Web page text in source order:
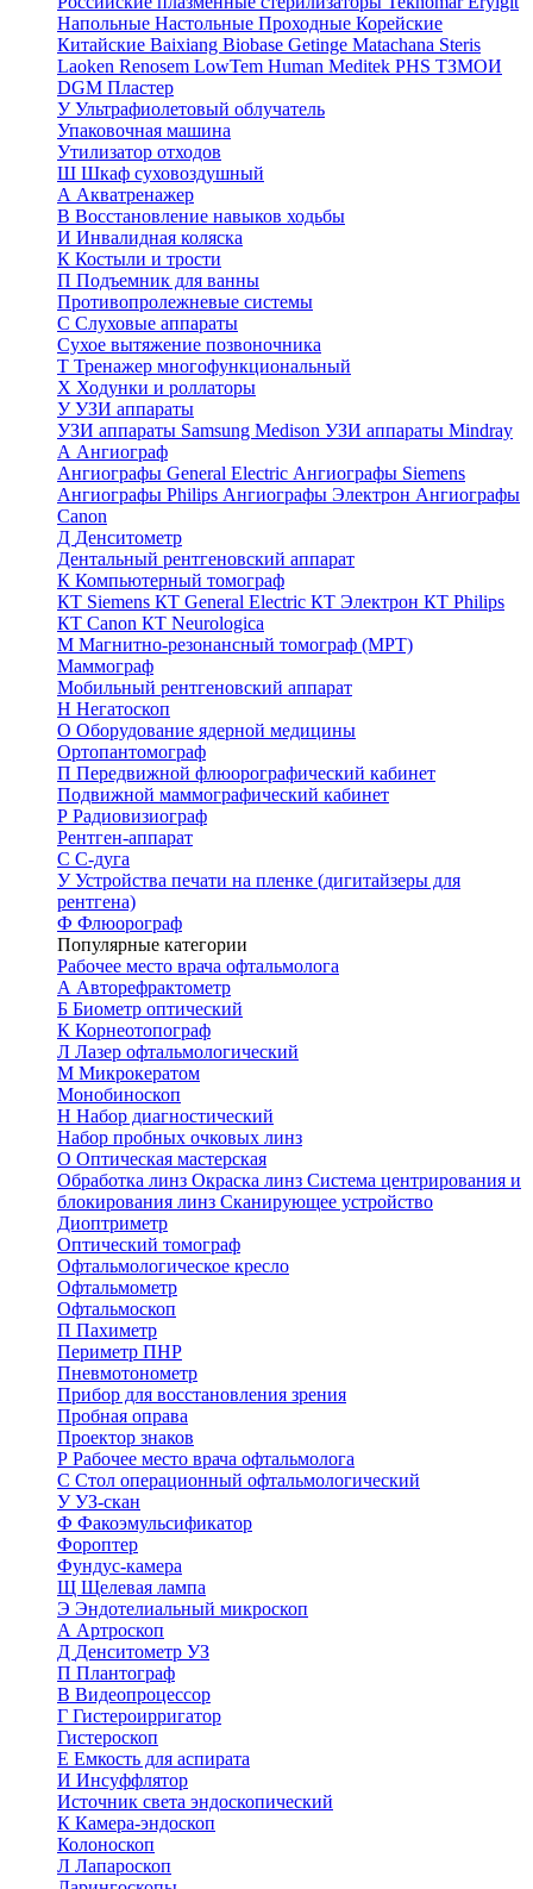
Напольные Настольные Проходные Корейские
Китайские Baixiang Biobase Getinge Matachana Steris
Laoken Renosem LowTem Human Meditek PHS ТЗМОИ
DGM Пластер
УУльтрафиолетовый облучатель
Упаковочная машина
Утилизатор отходов
Ш Шкаф суховоздушный
А Акватренажер
В Восстановление навыков ходьбы
И Инвалидная коляска
К Костыли и трости
П Подъемник для ванны
Противопролежневые системы
С Слуховые аппараты
Сухое вытяжение позвоночника
Т Тренажер многофункциональный
Х Ходунки и роллаторы
УУЗИ аппараты
УЗИ аппараты Samsung Medison УЗИ аппараты Mindray
А Ангиограф
Ангиографы General Electric Ангиографы Siemens
Ангиографы Philips Ангиографы Электрон Ангиографы
Canon
Д Денситометр
Дентальный рентгеновский аппарат
К Компьютерный томограф
КТ Siemens КТ General Electric КТ Электрон КТ Philips
КТ Canon КТ Neurologica
М Магнитно-резонансный томограф (МРТ)
Маммограф
Мобильный рентгеновский аппарат
Н Негатоскоп
О Оборудование ядерной медицины
Ортопантомограф
П Передвижной флюорографический кабинет
Подвижной маммографический кабинет
Р Радиовизиограф
Рентген-аппарат
С С-дуга
УУстройства печати на пленке (дигитайзеры для
рентгена)
Ф Флюорограф
Популярные категории
Рабочее место врача офтальмолога
А Авторефрактометр
Б Биометр оптический
К Корнеотопограф
Л Лазер офтальмологический
М Микрокератом
Монобиноскоп
Н Набор диагностический
Набор пробных очковых линз
О Оптическая мастерская
Обработка линз Окраска линз Система центрирования и
блокирования линз Сканирующее устройство
Диоптриметр
Оптический томограф
Офтальмологическое кресло
Офтальмометр
Офтальмоскоп
П Пахиметр
Периметр ПНР
Пневмотонометр
Прибор для восстановления зрения
Пробная оправа
Проектор знаков
Р Рабочее место врача офтальмолога
С Стол операционный офтальмологический
УУЗ-скан
Ф Факоэмульсификатор
Фороптер
Фундус-камера
Щ Щелевая лампа
Э Эндотелиальный микроскоп
А Артроскоп
Д Денситометр УЗ
П Плантограф
В Видеопроцессор
Г Гистероирригатор
Гистероскоп
Е Емкость для аспирата
И Инсуффлятор
Источник света эндоскопический
К Камера-эндоскоп
Колоноскоп
Л Лапароскоп